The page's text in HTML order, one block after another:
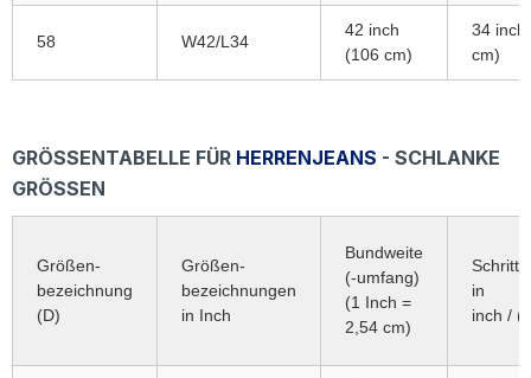
58 W42/L34
42 inch
(106 cm)
34 inch
cm)
GRÖSSENTABELLE FÜR HERRENJEANS - SCHLANKE
GRÖSSEN
Größen-
bezeichnung
(D)
Größen-
bezeichnungen
in Inch
Bundweite
(-umfang)
(1 Inch =
2,54 cm)
in
inch /